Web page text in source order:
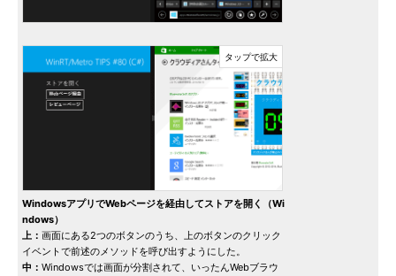
WindowsアプリでWebページを経由してストアを開く（Wi
ndows）
上： 画面にある2つのボタンのうち、上のボタンのクリック
イベントで前述のメソッドを呼び出すようにした。
中： Windowsでは画面が分割されて、いったんWebブラウ